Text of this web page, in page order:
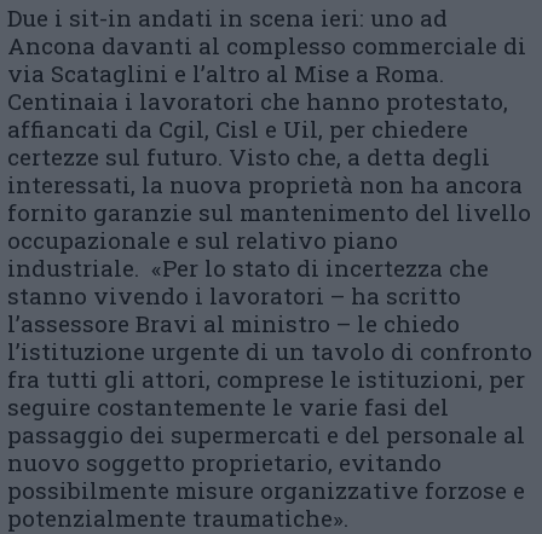
Due i sit-in andati in scena ieri: uno ad
Ancona davanti al complesso commerciale di
via Scataglini e l’altro al Mise a Roma.
Centinaia i lavoratori che hanno protestato,
affiancati da Cgil, Cisl e Uil, per chiedere
certezze sul futuro. Visto che, a detta degli
interessati, la nuova proprietà non ha ancora
fornito garanzie sul mantenimento del livello
occupazionale e sul relativo piano
industriale. «Per lo stato di incertezza che
stanno vivendo i lavoratori – ha scritto
l’assessore Bravi al ministro – le chiedo
l’istituzione urgente di un tavolo di confronto
fra tutti gli attori, comprese le istituzioni, per
seguire costantemente le varie fasi del
passaggio dei supermercati e del personale al
nuovo soggetto proprietario, evitando
possibilmente misure organizzative forzose e
potenzialmente traumatiche».